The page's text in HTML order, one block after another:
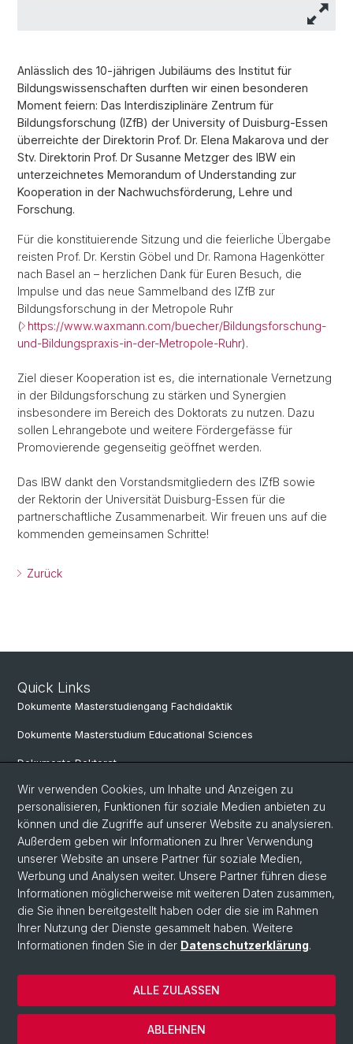
Anlässlich des 10-jährigen Jubiläums des Institut für
Bildungswissenschaften durften wir einen besonderen
Moment feiern: Das Interdisziplinäre Zentrum für
Bildungsforschung (IZfB) der University of Duisburg-Essen
überreichte der Direktorin Prof. Dr. Elena Makarova und der
Stv. Direktorin Prof. Dr Susanne Metzger des IBW ein
unterzeichnetes Memorandum of Understanding zur
Kooperation in der Nachwuchsförderung, Lehre und
Forschung.
Für die konstituierende Sitzung und die feierliche Übergabe
reisten Prof. Dr. Kerstin Göbel und Dr. Ramona Hagenkötter
nach Basel an – herzlichen Dank für Euren Besuch, die
Impulse und das neue Sammelband des IZfB zur
Bildungsforschung in der Metropole Ruhr
( https://www.waxmann.com/buecher/Bildungsforschung-
und-Bildungspraxis-in-der-Metropole-Ruhr).
Ziel dieser Kooperation ist es, die internationale Vernetzung
in der Bildungsforschung zu stärken und Synergien
insbesondere im Bereich des Doktorats zu nutzen. Dazu
sollen Lehrangebote und weitere Fördergefässe für
Promovierende gegenseitig geöffnet werden.
Das IBW dankt den Vorstandsmitgliedern des IZfB sowie
der Rektorin der Universität Duisburg-Essen für die
partnerschaftliche Zusammenarbeit. Wir freuen uns auf die
kommenden gemeinsamen Schritte!
Zurück
Quick Links
Dokumente Masterstudiengang Fachdidaktik
Dokumente Masterstudium Educational Sciences
Dokumente Doktorat
Social Media
LinkedIn
Instagram
© Universität Basel
Datenschutzerklärung
Wir verwenden Cookies, um Inhalte und Anzeigen zu
personalisieren, Funktionen für soziale Medien anbieten zu
können und die Zugriffe auf unserer Website zu analysieren.
Außerdem geben wir Informationen zu Ihrer Verwendung
unserer Website an unsere Partner für soziale Medien,
Werbung und Analysen weiter. Unsere Partner führen diese
Informationen möglicherweise mit weiteren Daten zusammen,
die Sie ihnen bereitgestellt haben oder die sie im Rahmen
Ihrer Nutzung der Dienste gesammelt haben. Weitere
Informationen finden Sie in der Datenschutzerklärung.
ABLEHNEN
ALLE ZULASSEN